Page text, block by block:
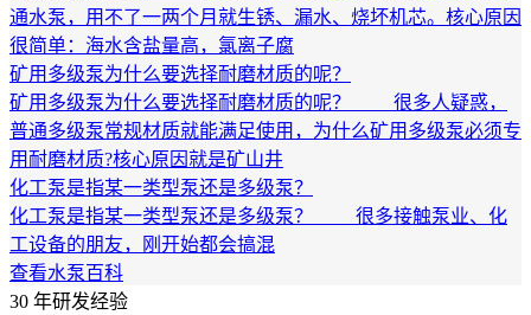
通水泵，用不了一两个月就生锈、漏水、烧坏机芯。核心原因
很简单：海水含盐量高，氯离子腐
矿用多级泵为什么要选择耐磨材质的呢？
矿用多级泵为什么要选择耐磨材质的呢？ 很多人疑惑，
普通多级泵常规材质就能满足使用，为什么矿用多级泵必须专
用耐磨材质?核心原因就是矿山井
化工泵是指某一类型泵还是多级泵？
化工泵是指某一类型泵还是多级泵？ 很多接触泵业、化
工设备的朋友，刚开始都会搞混
查看水泵百科
30 年研发经验